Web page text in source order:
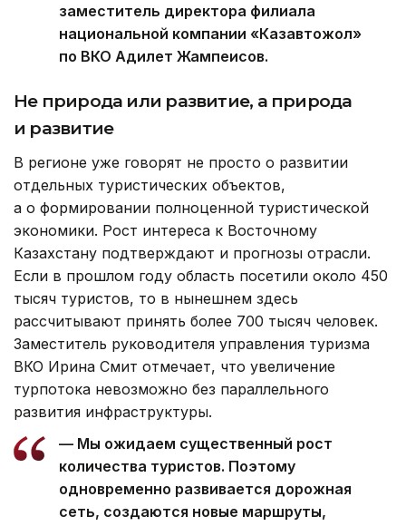
заместитель директора филиала
национальной компании «Казавтожол»
по ВКО Адилет Жампеисов.
Не природа или развитие, а природа
и развитие
В регионе уже говорят не просто о развитии
отдельных туристических объектов,
а о формировании полноценной туристической
экономики. Рост интереса к Восточному
Казахстану подтверждают и прогнозы отрасли.
Если в прошлом году область посетили около 450
тысяч туристов, то в нынешнем здесь
рассчитывают принять более 700 тысяч человек.
Заместитель руководителя управления туризма
ВКО Ирина Смит отмечает, что увеличение
турпотока невозможно без параллельного
развития инфраструктуры.
— Мы ожидаем существенный рост
количества туристов. Поэтому
одновременно развивается дорожная
сеть, создаются новые маршруты,